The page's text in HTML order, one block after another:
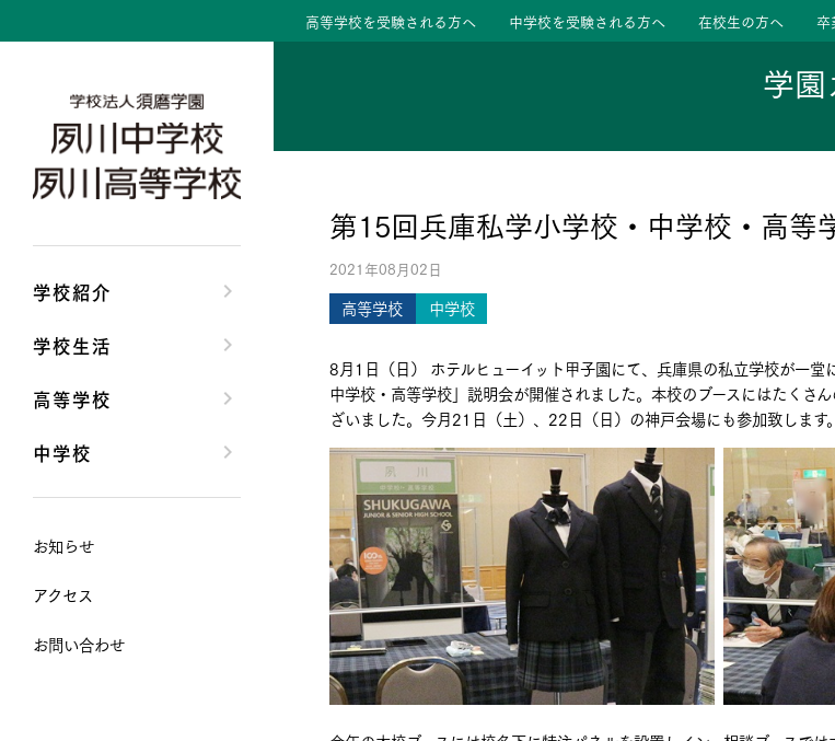
高等学校を受験される方へ 中学校を受験される方へ 在校生の方へ 卒
学
第15回兵庫私学小学校・中学校・高等
2021年08月02日
高等学校 中学校
8月1日（日） ホテルヒューイット甲子園にて、兵庫県の私立学校が一堂
中学校・高等学校」説明会が開催されました。本校のブースにはたくさ
ざいました。今月21日（土）、22日（日）の神戸会場にも参加致します。
学校紹介
学校生活
高等学校
中学校
お知らせ
アクセス
お問い合わせ
安心して任せられる学校
沿革
大学合格実績
夙川ブログ
制服紹介
高校の教育方針／特色
特進コース／進学コース
先輩たちの声・生徒たちの声
中学校の教育方針／特色
Aコース／Bコース
先輩たちの声・生徒たちの声